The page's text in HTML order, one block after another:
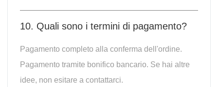
10. Quali sono i termini di pagamento?
Pagamento completo alla conferma dell'ordine.
Pagamento tramite bonifico bancario. Se hai altre
idee, non esitare a contattarci.